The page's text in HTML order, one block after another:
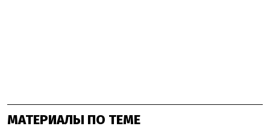
МАТЕРИАЛЫ ПО ТЕМЕ